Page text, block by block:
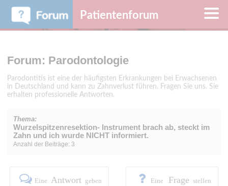
Patientenforum
Forum: Parodontologie
Parodontitis ist eine der häufigsten Erkrankungen bei Erwachsenen
in Deutschland und kann zu Zahnverlust führen. Fragen Sie uns. Sie
erhalten professionelle Antworten.
Thema:
Wurzelspitzenresektion- Instrument brach ab, steckt im
Zahn und ich wurde NICHT informiert.
Anzahl der Beiträge: 3
Eine Antwort geben Eine Frage stellen